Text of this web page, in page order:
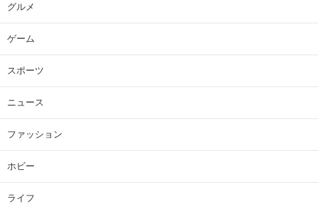
グルメ
ゲーム
スポーツ
ニュース
ファッション
ホビー
ライフ